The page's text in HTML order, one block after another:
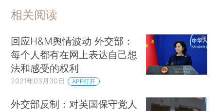
相关阅读
回应H&M舆情波动 外交部：
每个人都有在网上表达自己想
法和感受的权利
2021年03月30日 APP打开
外交部反制：对英国保守党人